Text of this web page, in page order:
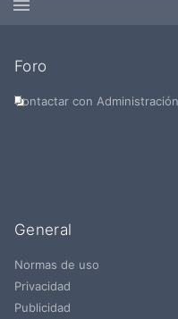
Foro
Contactar con Administración
General
Normas de uso
Privacidad
Publicidad